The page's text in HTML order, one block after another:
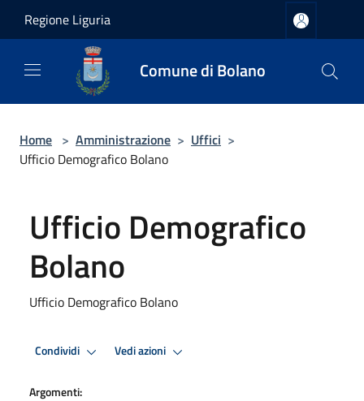
Regione Liguria
Comune di Bolano
Home > Amministrazione > Uffici >
Ufficio Demografico Bolano
Ufficio Demografico
Bolano
Ufficio Demografico Bolano
Condividi Vedi azioni
Argomenti: